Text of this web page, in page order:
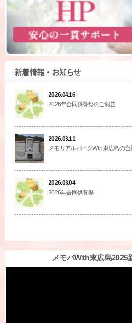
新着情報・お知らせ
2026.04.16
2026年合同供養祭のご報告
2026.03.11
メモリアルパークWith東広島の
2026.03.04
2026年合同供養祭
メモパWith東広島2025